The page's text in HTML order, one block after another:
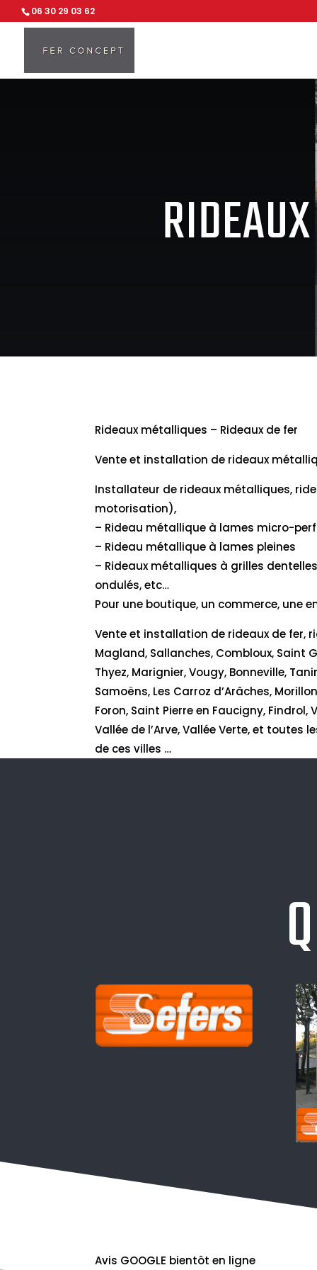
06 30 29 03 62
Rideaux métalliques – Rideaux de fer
Vente et installation de rideaux
Installateur de rideaux métalliques,
motorisation),
– Rideau métallique à lames micro-
– Rideau métallique à lames pleines
– Rideaux métalliques à grilles
ondulés, etc…
Pour une boutique, un commerce, une
Vente et installation de rideaux de fer,
Magland, Sallanches, Combloux, Saint
Thyez, Marignier, Vougy, Bonneville,
Samoëns, Les Carroz d’Arâches,
Foron, Saint Pierre en Faucigny, Findrol,
Vallée de l’Arve, Vallée Verte, et toutes
de ces villes …
Avis GOOGLE bientôt en ligne